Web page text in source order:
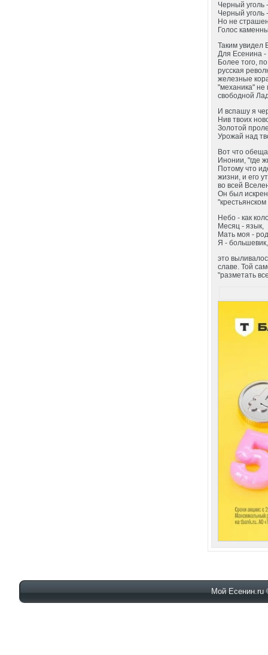
Черный уголь
Черный уголь
Но не
Голос
Таким увидел
Для Есенина -
Более того,
русская
железные
"механика" не
свободной
И вспашу я
Нив твоих
Золотой
Урожай над
Вот что
Инонии, "где
Потому что
жизни, и его
во всей
Он был
Небо - как
Месяц - язык,
Мать моя -
Я -
это
славе. Той
"разметать
Мой Есенин.ru